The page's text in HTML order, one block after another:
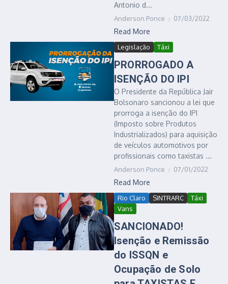
Antonio d...
Anderson Ponce 07/03/2022
Read More
Legislação Táxi
PRORROGADO A
ISENÇÃO DO IPI
O Presidente da República Jair
Bolsonaro sancionou a lei que
prorroga a isenção do IPI
(Imposto sobre Produtos
Industrializados) para aquisição
de veículos automotivos por
profissionais como taxistas ...
Anderson Ponce 07/01/2022
Read More
Rio Claro SINTRARC
Táxi
Vans
SANCIONADO!
Isenção e Remissão
do ISSQN e
Ocupação de Solo